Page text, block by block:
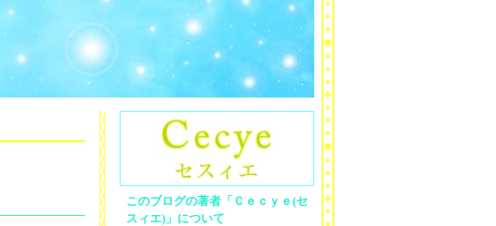
このブログの著者「Ｃｅｃｙｅ(セ
スィエ)」について